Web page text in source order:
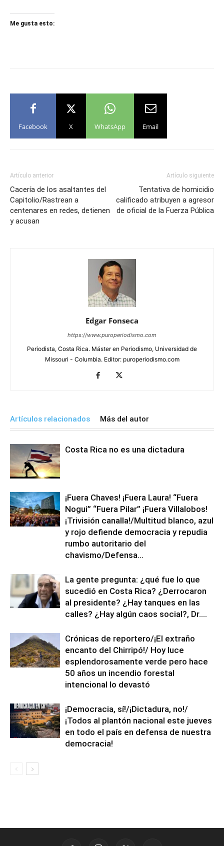
Me gusta esto:
Facebook X WhatsApp Email
Artículo anterior
Cacería de los asaltantes del
Capitolio/Rastrean a
centenares en redes, detienen
y acusan
Artículo siguiente
Tentativa de homicidio
calificado atribuyen a agresor
de oficial de la Fuerza Pública
Edgar Fonseca
https://www.puroperiodismo.com
Periodista, Costa Rica. Máster en Periodismo, Universidad de
Missouri - Columbia. Editor: puroperiodismo.com
Artículos relacionados Más del autor
Costa Rica no es una dictadura
¡Fuera Chaves! ¡Fuera Laura! “Fuera
Nogui” “Fuera Pilar” ¡Fuera Villalobos!
¡Trivisión canalla!/Multitud blanco, azul
y rojo defiende democracia y repudia
rumbo autoritario del
chavismo/Defensa...
La gente pregunta: ¿qué fue lo que
sucedió en Costa Rica? ¿Derrocaron
al presidente? ¿Hay tanques en las
calles? ¿Hay algún caos social?, Dr....
Crónicas de reportero/¡El extraño
encanto del Chirripó!/ Hoy luce
esplendorosamente verde pero hace
50 años un incendio forestal
intencional lo devastó
¡Democracia, sí!/¡Dictadura, no!/
¡Todos al plantón nacional este jueves
en todo el país en defensa de nuestra
democracia!